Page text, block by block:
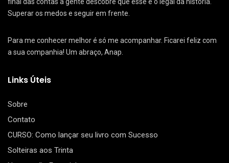
Superar os medos e seguir em frente.
Para me conhecer melhor é só me acompanhar. Ficarei feliz com
a sua companhia! Um abraço, Anap.
Links Úteis
Sobre
Contato
CURSO: Como lançar seu livro com Sucesso
Solteiras aos Trinta